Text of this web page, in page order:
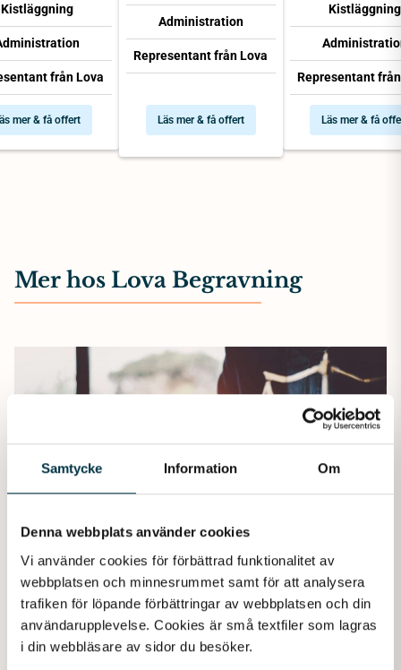
Samtycke Information Om
Denna webbplats använder cookies
Vi använder cookies för förbättrad funktionalitet av
webbplatsen och minnesrummet samt för att analysera
trafiken för löpande förbättringar av webbplatsen och din
användarupplevelse. Cookies är små textfiler som lagras
i din webbläsare av sidor du besöker.
Kistläggning
från Lova
mer & få offert
Administration
Representant från Lova
Läs mer & få offert
Kistläggning
Representant
Läs mer & få
Mer hos Lova Begravning
Juridik